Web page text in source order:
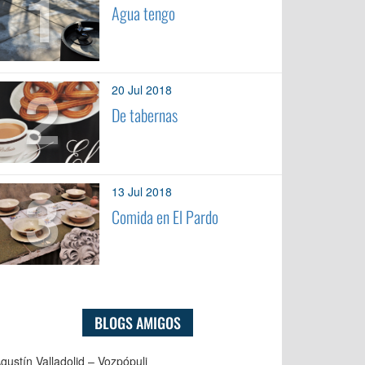
Agua tengo
2 20 Jul 2018
De tabernas
3 13 Jul 2018
Comida en El Pardo
BLOGS AMIGOS
Valladolid – Vozpópuli